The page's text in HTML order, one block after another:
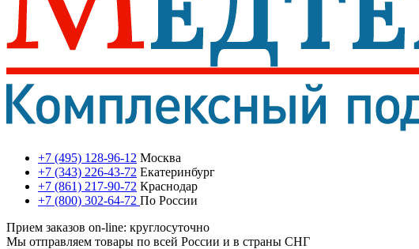
+7 (495) 128-96-12 Москва
+7 (343) 226-43-72 Екатеринбург
+7 (861) 217-90-72 Краснодар
+7 (800) 302-64-72 По России
Прием заказов on-line: круглосуточно
Мы отправляем товары по всей России и в страны СНГ